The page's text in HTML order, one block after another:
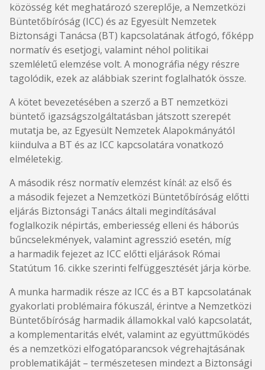
közösség két meghatározó szereplője, a Nemzetközi
Büntetőbíróság (ICC) és az Egyesült Nemzetek
Biztonsági Tanácsa (BT) kapcsolatának átfogó, főképp
normatív és esetjogi, valamint néhol politikai
szemléletű elemzése volt. A monográfia négy részre
tagolódik, ezek az alábbiak szerint foglalhatók össze.
A kötet bevezetésében a szerző a BT nemzetközi
büntető igazságszolgáltatásban játszott szerepét
mutatja be, az Egyesült Nemzetek Alapokmányától
kiindulva a BT és az ICC kapcsolatára vonatkozó
elméletekig.
A második rész normatív elemzést kínál: az első és
a második fejezet a Nemzetközi Büntetőbíróság előtti
eljárás Biztonsági Tanács általi megindításával
foglalkozik népirtás, emberiesség elleni és háborús
bűncselekmények, valamint agresszió esetén, míg
a harmadik fejezet az ICC előtti eljárások Római
Statútum 16. cikke szerinti felfüggesztését járja körbe.
A munka harmadik része az ICC és a BT kapcsolatának
gyakorlati problémaira fókuszál, érintve a Nemzetközi
Büntetőbíróság harmadik államokkal való kapcsolatát,
a komplementaritás elvét, valamint az együttműködés
és a nemzetközi elfogatóparancsok végrehajtásának
problematikáját – természetesen mindezt a Biztonsági